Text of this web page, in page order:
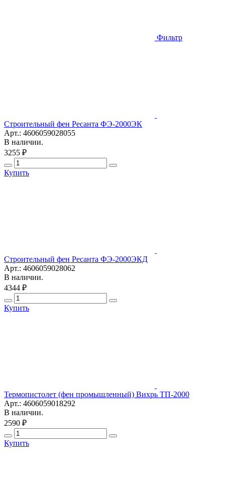
Фильтр
Строительный фен Ресанта ФЭ-2000ЭК
Арт.: 4606059028055
В наличии.
3255 ₽
Купить
Строительный фен Ресанта ФЭ-2000ЭКД
Арт.: 4606059028062
В наличии.
4344 ₽
Купить
Термопистолет (фен промышленный) Вихрь ТП-2000
Арт.: 4606059018292
В наличии.
2590 ₽
Купить